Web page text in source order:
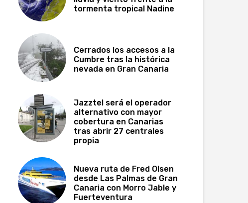
tormenta tropical Nadine
Cerrados los accesos a la
Cumbre tras la histórica
nevada en Gran Canaria
Jazztel será el operador
alternativo con mayor
cobertura en Canarias
tras abrir 27 centrales
propia
Nueva ruta de Fred Olsen
desde Las Palmas de Gran
Canaria con Morro Jable y
Fuerteventura